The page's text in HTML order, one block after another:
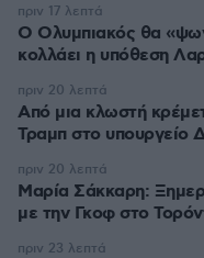
Ο Ολυμπιακός θα
κολλάει η υπόθεση
πριν 17 λεπτά
Από μια κλωστή
Τραμπ στο υπουργείο
πριν 20 λεπτά
Μαρία Σάκκαρη:
με την Γκοφ στο
πριν 20 λεπτά
πριν 23 λεπτά